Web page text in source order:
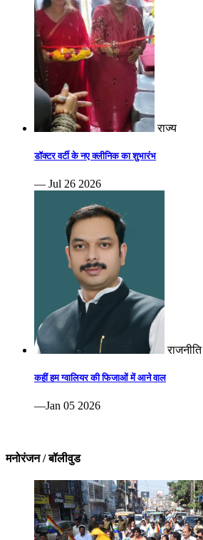
राज्य
डॉक्टर वर्टी के नए क्लीनिक का शुभारंभ
— Jul 26 2026
राजनीति
कहीं हम ग्वालियर की फिजाओं में आने वाल
—Jan 05 2026
मनोरंजन / बॉलीवुड